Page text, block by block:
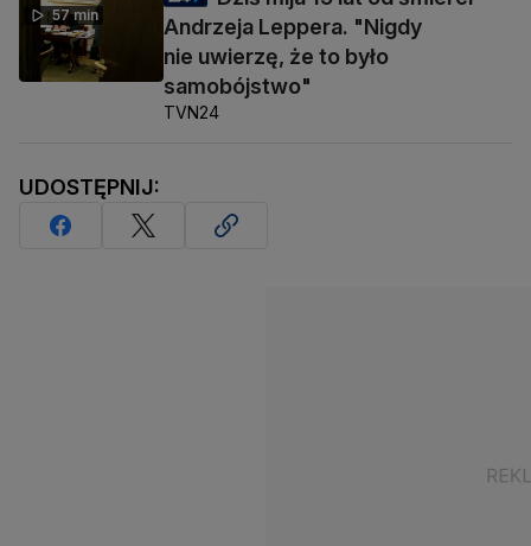
57 min
Andrzeja Leppera. "Nigdy
nie uwierzę, że to było
samobójstwo"
TVN24
UDOSTĘPNIJ: